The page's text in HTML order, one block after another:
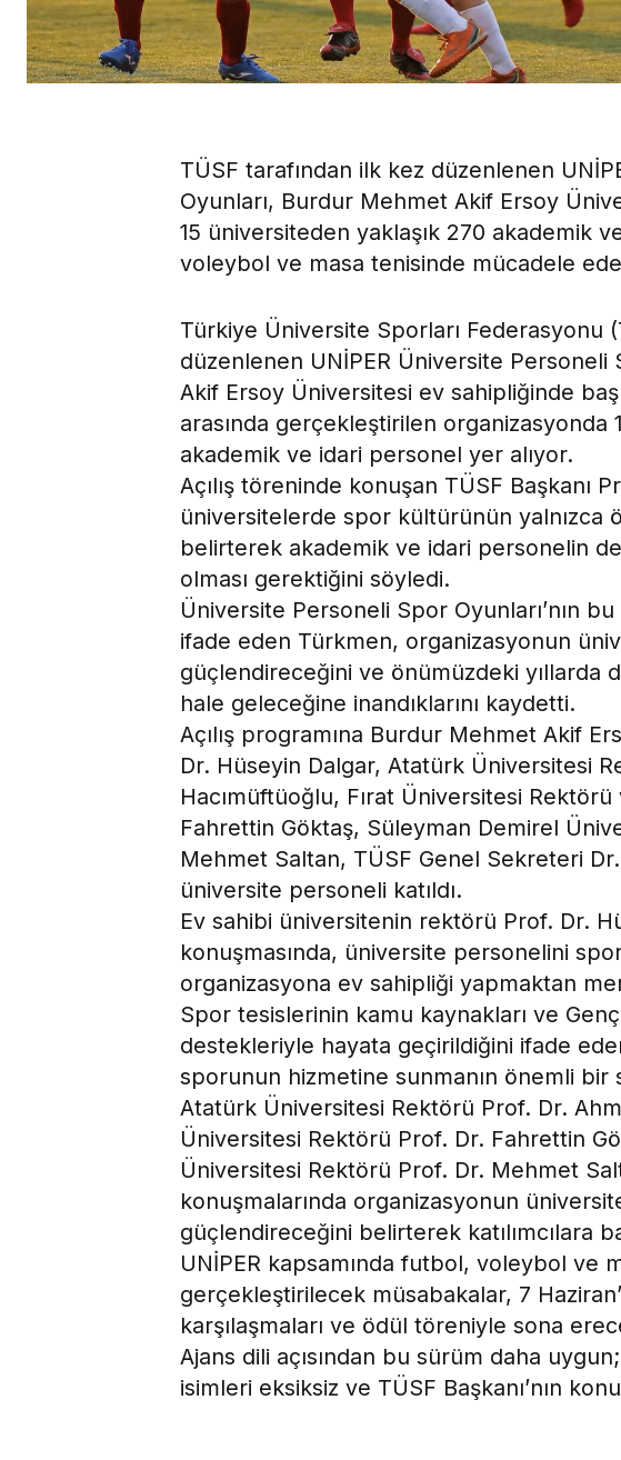
TÜSF tarafından ilk kez düzenlenen
Oyunları, Burdur Mehmet Akif Ersoy
15 üniversiteden yaklaşık 270 akademik
voleybol ve masa tenisinde mücadele
Türkiye Üniversite Sporları Federasyonu
düzenlenen UNİPER Üniversite
Akif Ersoy Üniversitesi ev sahipliğinde
arasında gerçekleştirilen organizasyonda
akademik ve idari personel yer alıyor.
Açılış töreninde konuşan TÜSF Başkanı
üniversitelerde spor kültürünün yalnızca
belirterek akademik ve idari personelin
olması gerektiğini söyledi.
Üniversite Personeli Spor Oyunları’nın
ifade eden Türkmen, organizasyonun
güçlendireceğini ve önümüzdeki yıllarda
hale geleceğine inandıklarını kaydetti.
Açılış programına Burdur Mehmet Akif
Dr. Hüseyin Dalgar, Atatürk Üniversitesi
Hacımüftüoğlu, Fırat Üniversitesi
Fahrettin Göktaş, Süleyman Demirel
Mehmet Saltan, TÜSF Genel Sekreteri
üniversite personeli katıldı.
Ev sahibi üniversitenin rektörü Prof. Dr.
konuşmasında, üniversite personelini
organizasyona ev sahipliği yapmaktan
Spor tesislerinin kamu kaynakları ve
destekleriyle hayata geçirildiğini ifade
sporunun hizmetine sunmanın önemli
Atatürk Üniversitesi Rektörü Prof. Dr.
Üniversitesi Rektörü Prof. Dr. Fahrettin
Üniversitesi Rektörü Prof. Dr. Mehmet
konuşmalarında organizasyonun
güçlendireceğini belirterek katılımcılara
UNİPER kapsamında futbol, voleybol ve
gerçekleştirilecek müsabakalar, 7
karşılaşmaları ve ödül töreniyle sona
Ajans dili açısından bu sürüm daha
isimleri eksiksiz ve TÜSF Başkanı’nın